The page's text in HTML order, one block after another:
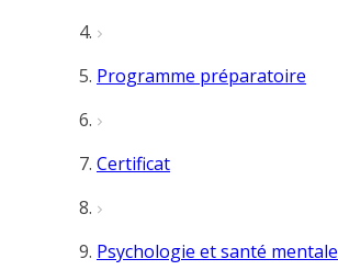
Programme préparatoire
Certificat
Psychologie et santé mentale